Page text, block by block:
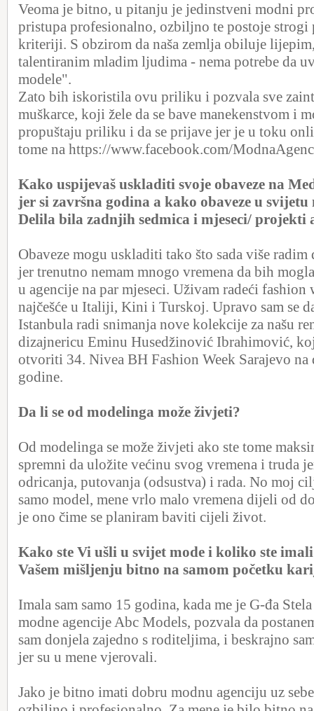
Veoma je bitno, u pitanju je jedinstveni modni
pristupa profesionalno, ozbiljno te postoje strogi
kriteriji. S obzirom da naša zemlja obiluje
talentiranim mladim ljudima - nema potrebe da
modele".
Zato bih iskoristila ovu priliku i pozvala sve
muškarce, koji žele da se bave manekenstvom i
propuštaju priliku i da se prijave jer je u toku
tome na https://www.facebook.com/
Kako uspijevaš uskladiti svoje obaveze na
jer si završna godina a kako obaveze u svijetu
Delila bila zadnjih sedmica i mjeseci/ projekti
Obaveze mogu uskladiti tako što sada više
jer trenutno nemam mnogo vremena da bih
u agencije na par mjeseci. Uživam radeći fashion
najčešće u Italiji, Kini i Turskoj. Upravo sam se
Istanbula radi snimanja nove kolekcije za našu
dizajnericu Eminu Husedžinović Ibrahimović,
otvoriti 34. Nivea BH Fashion Week Sarajevo na
godine.
Da li se od modelinga može živjeti?
Od modelinga se može živjeti ako ste tome
spremni da uložite većinu svog vremena i truda
odricanja, putovanja (odsustva) i rada. No moj
samo model, mene vrlo malo vremena dijeli od
je ono čime se planiram baviti cijeli život.
Kako ste Vi ušli u svijet mode i koliko ste
Vašem mišljenju bitno na samom početku
Imala sam samo 15 godina, kada me je G-đa
modne agencije Abc Models, pozvala da
sam donjela zajedno s roditeljima, i beskrajno
jer su u mene vjerovali.
Jako je bitno imati dobru modnu agenciju uz